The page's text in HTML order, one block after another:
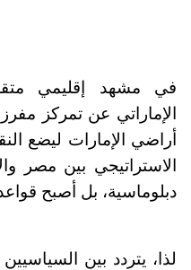
في مشهد إقليمي
الإماراتي عن تمركز
أراضي الإمارات ليضع
الاستراتيجي بين مصر
دبلوماسية، بل أصبح
لذا، يتردد بين